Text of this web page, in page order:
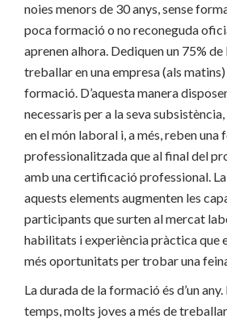
noies menors de 30 anys, sense
poca formació o no reconeguda
aprenen alhora. Dediquen un 75% de
treballar en una empresa (als matins)
formació. D’aquesta manera
necessaris per a la seva
en el món laboral i, a més, reben
professionalitzada que al final del
amb una certificació professional.
aquests elements augmenten les
participants que surten al mercat
habilitats i experiència pràctica que
més oportunitats per trobar una
La durada de la formació és d’un
temps, molts joves a més de